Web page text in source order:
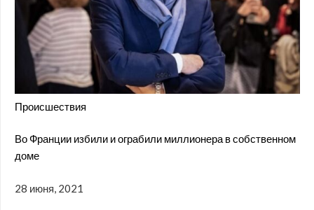
Происшествия
Во Франции избили и ограбили миллионера в собственном
доме
28 июня, 2021